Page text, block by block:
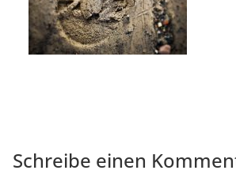
Schreibe einen